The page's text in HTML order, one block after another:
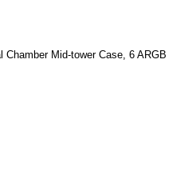
Chamber Mid-tower Case, 6 ARGB